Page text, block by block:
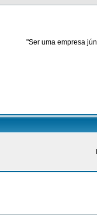
"Ser uma empresa